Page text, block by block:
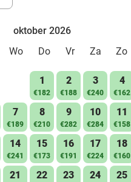
oktober 2026
Wo Do Vr Za Zo
1
€182
2
€188
3
€240
4
€162
7
€189
8
€210
9
€282
10
€284
11
€158
14
€241
15
€173
16
€191
17
€224
18
€160
21 22 23 24 25